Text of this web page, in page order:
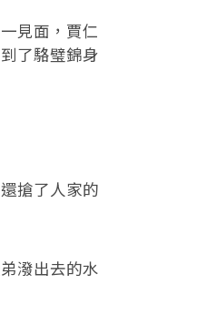
見面，賈仁
了駱璧錦身
搶了人家的
潑出去的水